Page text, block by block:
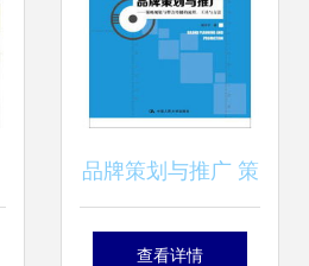
品牌策划与推广 策
略规划与整合传播
查看详情